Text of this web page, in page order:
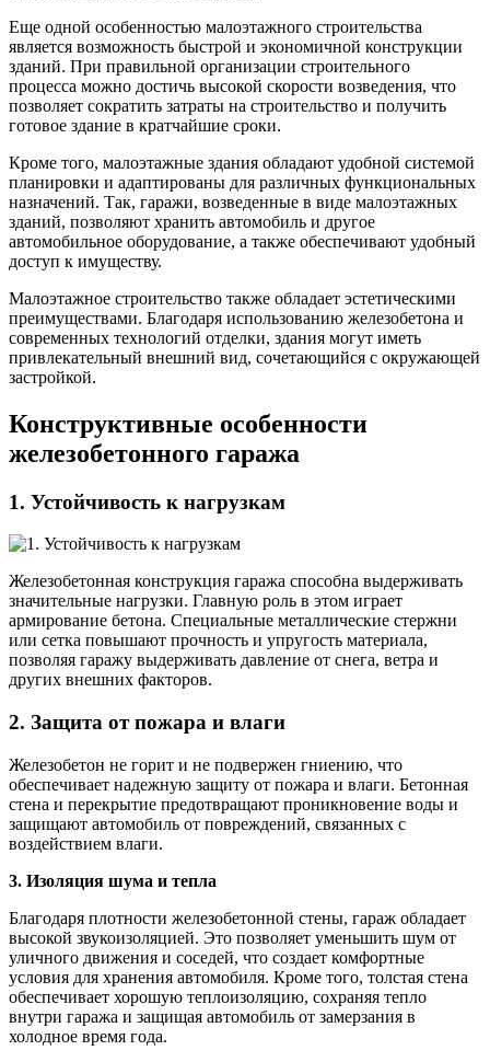
Еще одной особенностью малоэтажного строительства
является возможность быстрой и экономичной конструкции
зданий. При правильной организации строительного
процесса можно достичь высокой скорости возведения, что
позволяет сократить затраты на строительство и получить
готовое здание в кратчайшие сроки.
Кроме того, малоэтажные здания обладают удобной системой
планировки и адаптированы для различных функциональных
назначений. Так, гаражи, возведенные в виде малоэтажных
зданий, позволяют хранить автомобиль и другое
автомобильное оборудование, а также обеспечивают удобный
доступ к имуществу.
Малоэтажное строительство также обладает эстетическими
преимуществами. Благодаря использованию железобетона и
современных технологий отделки, здания могут иметь
привлекательный внешний вид, сочетающийся с окружающей
застройкой.
Конструктивные особенности
железобетонного гаража
1. Устойчивость к нагрузкам
Железобетонная конструкция гаража способна выдерживать
значительные нагрузки. Главную роль в этом играет
армирование бетона. Специальные металлические стержни
или сетка повышают прочность и упругость материала,
позволяя гаражу выдерживать давление от снега, ветра и
других внешних факторов.
2. Защита от пожара и влаги
Железобетон не горит и не подвержен гниению, что
обеспечивает надежную защиту от пожара и влаги. Бетонная
стена и перекрытие предотвращают проникновение воды и
защищают автомобиль от повреждений, связанных с
воздействием влаги.
3. Изоляция шума и тепла
Благодаря плотности железобетонной стены, гараж обладает
высокой звукоизоляцией. Это позволяет уменьшить шум от
уличного движения и соседей, что создает комфортные
условия для хранения автомобиля. Кроме того, толстая стена
обеспечивает хорошую теплоизоляцию, сохраняя тепло
внутри гаража и защищая автомобиль от замерзания в
холодное время года.